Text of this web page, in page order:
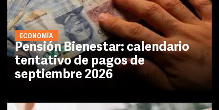
ECONOMÍA
Pensión Bienestar: calendario
tentativo de pagos de
septiembre 2026